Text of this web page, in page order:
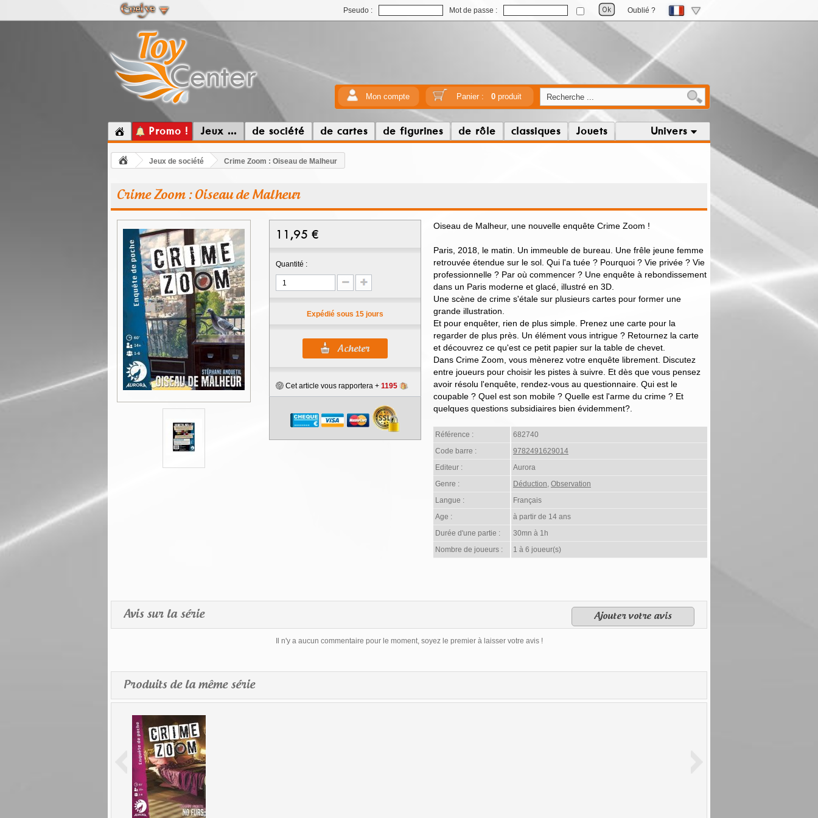
Pseudo : Mot de passe : Oublié ?
Mon compte Panier : 0produit
Promo ! Jeux ... de société de cartes de figurines de rôle classiques Jouets Univers
Jeux de société Crime Zoom : Oiseau de Malheur
Crime Zoom : Oiseau de Malheur
11,95 €
Quantité :
Expédié sous 15 jours
Cet article vous rapportera + 1195
Oiseau de Malheur, une nouvelle enquête Crime Zoom !
Paris, 2018, le matin. Un immeuble de bureau. Une frêle jeune femme
retrouvée étendue sur le sol. Qui l'a tuée ? Pourquoi ? Vie privée ? Vie
professionnelle ? Par où commencer ? Une enquête à rebondissement
dans un Paris moderne et glacé, illustré en 3D.
Une scène de crime s'étale sur plusieurs cartes pour former une
grande illustration.
Et pour enquêter, rien de plus simple. Prenez une carte pour la
regarder de plus près. Un élément vous intrigue ? Retournez la carte
et découvrez ce qu'est ce petit papier sur la table de chevet.
Dans Crime Zoom, vous mènerez votre enquête librement. Discutez
entre joueurs pour choisir les pistes à suivre. Et dès que vous pensez
avoir résolu l'enquête, rendez-vous au questionnaire. Qui est le
coupable ? Quel est son mobile ? Quelle est l'arme du crime ? Et
quelques questions subsidiaires bien évidemment?.
Référence :
682740
Code barre :
9782491629014
Editeur :
Aurora
Genre :
Déduction, Observation
Langue :
Français
Age :
à partir de 14 ans
Durée d'une partie :
30mn à 1h
Nombre de joueurs :
1 à 6 joueur(s)
Avis sur la série Ajouter votre avis
Il n'y a aucun commentaire pour le moment, soyez le premier à laisser votre avis !
Produits de la même série